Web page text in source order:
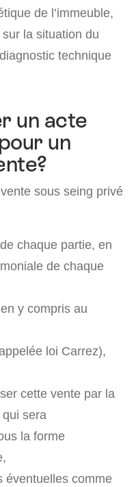
de l’immeuble,
la situation du
technique
un acte
un
sous seing privé
chaque partie, en
de chaque
y compris au
loi Carrez),
cette vente par la
sera
la forme
éventuelles comme